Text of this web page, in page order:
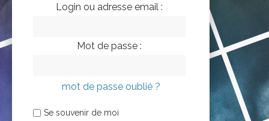
Login ou adresse email :
Mot de passe :
mot de passe oublié ?
Se souvenir de moi